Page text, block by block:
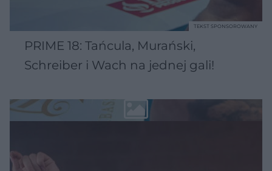
PRIME 18: Tańcula, Murański,
Schreiber i Wach na jednej gali!
TEKST SPONSOROWANY